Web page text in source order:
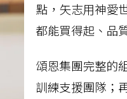
點，矢志用神愛
都能買得起、品
頌恩集團完整的
訓練支援團隊；